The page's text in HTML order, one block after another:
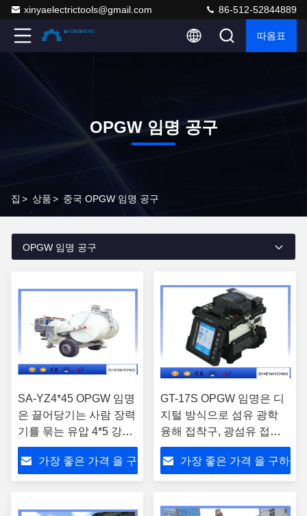
xinyaelectrictools@gmail.com 86-512-52844889
따옴표
OPGW 임명 공구
집 > 상품> 중국 OPGW 임명 공구
OPGW 임명 공구
SA-YZ4*45 OPGW 임명
은 끌어당기는 사람 장력
기를 묶는 유압 4*5 강저
케이블을 도구로 만듭니
다
가장 좋은 가격 을 구
GT-17S OPGW 임명은 디
지털 방식으로 섬유 광학
융해 접착구, 광섬유 접합
기계를 도구로 만듭니다
가장 좋은 가격 을 구하